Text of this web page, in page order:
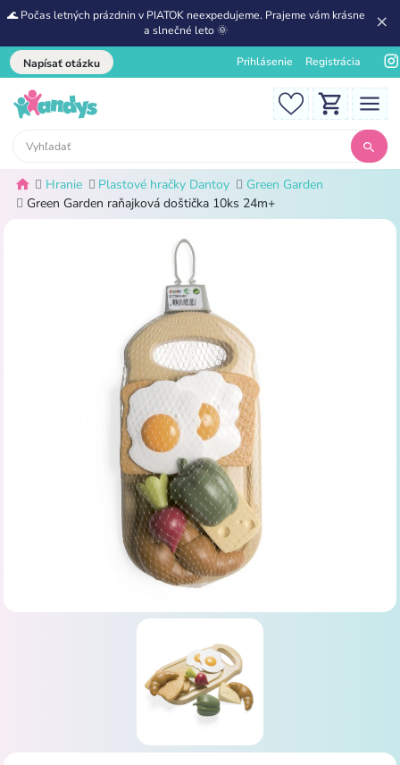
🌊 Počas letných prázdnin v PIATOK neexpedujeme. Prajeme vám krásne
a slnečné leto 🌞
Napísať otázku Prihlásenie Registrácia
Hranie Plastové hračky Dantoy
Green Garden
Green Garden raňajková doštička 10ks 24m+